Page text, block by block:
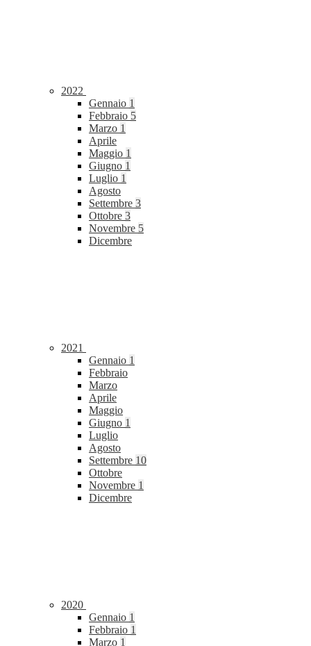
2022
Gennaio 1
Febbraio 5
Marzo 1
Aprile
Maggio 1
Giugno 1
Luglio 1
Agosto
Settembre 3
Ottobre 3
Novembre 5
Dicembre
2021
Gennaio 1
Febbraio
Marzo
Aprile
Maggio
Giugno 1
Luglio
Agosto
Settembre 10
Ottobre
Novembre 1
Dicembre
2020
Gennaio 1
Febbraio 1
Marzo 1